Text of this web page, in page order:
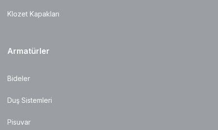
Klozet Kapakları
Armatürler
Bideler
Duş Sistemleri
Pisuvar